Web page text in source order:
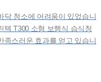
닥 청소에 어려움이 있었습니
텍 ​T300 소형 보행식 습식청
족스러운 효과를 얻고 있습니